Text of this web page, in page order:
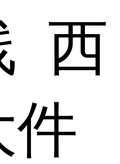
西
件